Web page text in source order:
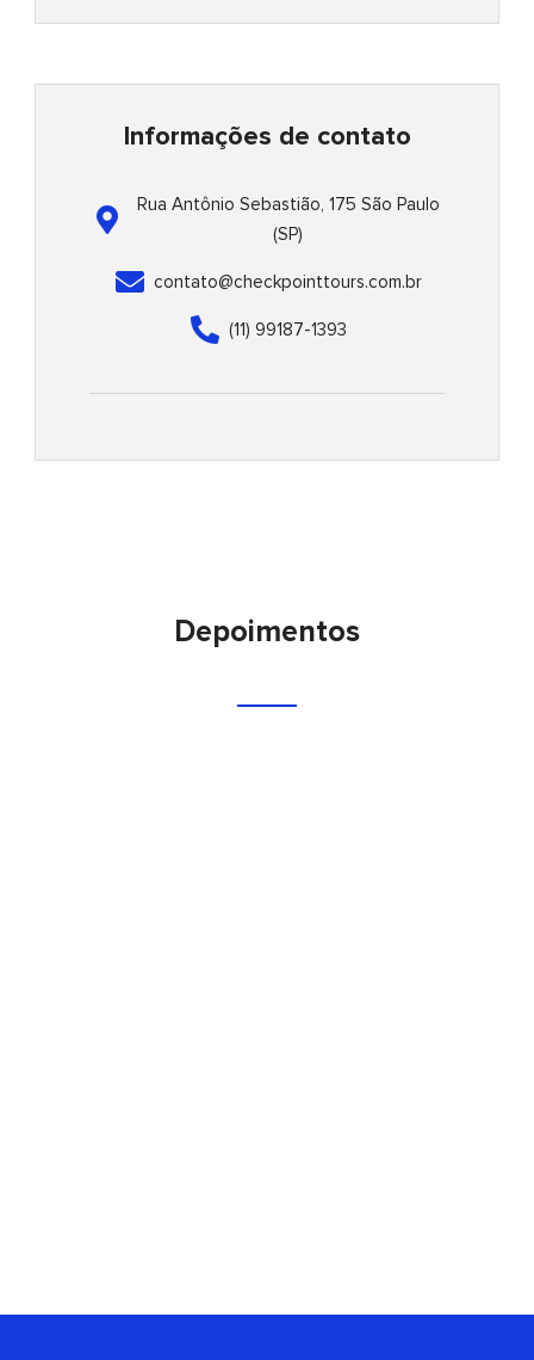
b
k
s
p
t
t
l
e
e
s
p
e
l
Informações de contato
Rua Antônio Sebastião, 175 São Paulo
(SP)
contato@checkpointtours.com.br
(11) 99187-1393
Depoimentos